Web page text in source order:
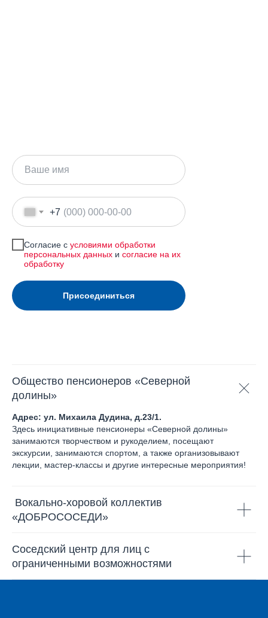
+7
Согласие с условиями обработки
персональных данных и согласие на их
обработку
Присоединиться
Общество пенсионеров «Северной
долины»
Адрес: ул. Михаила Дудина, д.23/1.
Здесь инициативные пенсионеры «Северной долины»
занимаются творчеством и рукоделием, посещают
экскурсии, занимаются спортом, а также организовывают
лекции, мастер-классы и другие интересные мероприятия!
Вокально-хоровой коллектив
«ДОБРОСОСЕДИ»
Соседский центр для лиц с
ограниченными возможностями